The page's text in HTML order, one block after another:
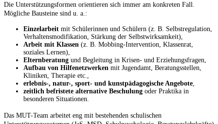
Die Unterstützungsformen orientieren sich immer am konkreten Fall.
Mögliche Bausteine sind u. a.:
Einzelarbeit mit Schülerinnen und Schülern (z. B. Selbstregulation,
Verhaltensmodifikation, Stärkung der Selbstwirksamkeit),
Arbeit mit Klassen (z. B. Mobbing-Intervention, Klassenrat,
soziales Lernen),
Elternberatung und Begleitung in Krisen- und Erziehungsfragen,
Aufbau von Hilfenetzwerken mit Jugendamt, Beratungsstellen,
Kliniken, Therapie etc.,
erlebnis-, natur-, sport- und kunstpädagogische Angebote
zeitlich befristete alternative Beschulung oder Praktika in
besonderen Situationen.
Das MUT-Team arbeitet eng mit bestehenden schulischen